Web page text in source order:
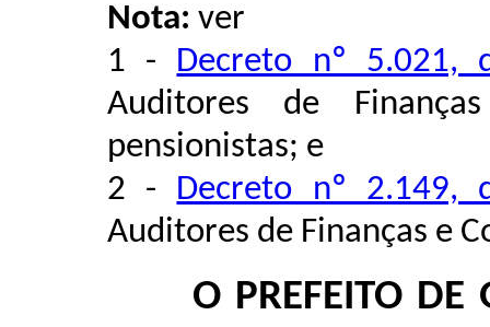
Nota: ver
1 - Decreto nº 5.021,
Auditores de
pensionistas; e
2 - Decreto nº 2.149,
Auditores de Finanças e
O PREFEITO DE